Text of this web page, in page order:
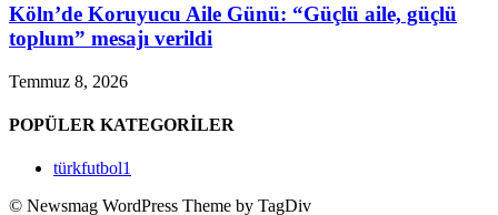
Köln’de Koruyucu Aile Günü: “Güçlü aile, güçlü
toplum” mesajı verildi
Temmuz 8, 2026
POPÜLER KATEGORİLER
türkfutbol1
© Newsmag WordPress Theme by TagDiv